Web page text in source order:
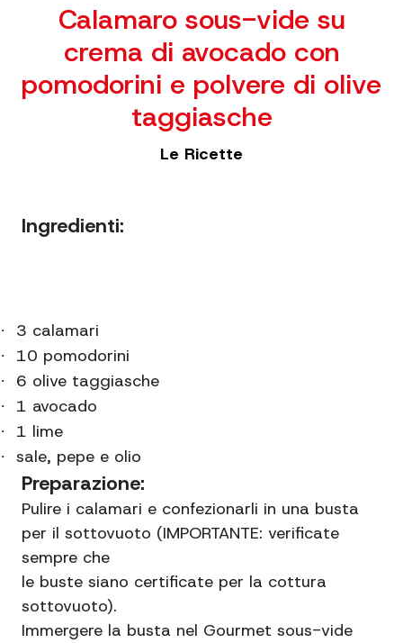
Calamaro sous-vide su
crema di avocado con
pomodorini e polvere di olive
taggiasche
Le Ricette
Ingredienti:
· 3 calamari
· 10 pomodorini
· 6 olive taggiasche
· 1 avocado
· 1 lime
· sale, pepe e olio
Preparazione:
Pulire i calamari e confezionarli in una busta
per il sottovuoto (IMPORTANTE: verificate
sempre che
le buste siano certificate per la cottura
sottovuoto).
Immergere la busta nel Gourmet sous-vide